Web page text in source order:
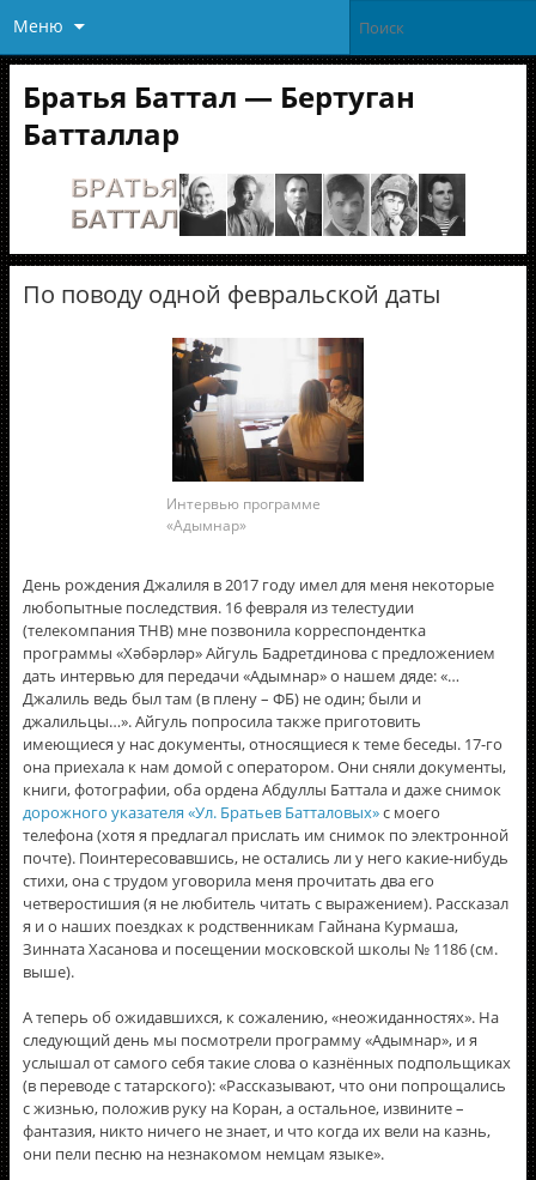
Меню
Братья Баттал — Бертуган
Батталлар
По поводу одной февральской даты
Интервью программе
«Адымнар»
День рождения Джалиля в 2017 году имел для меня некоторые
любопытные последствия. 16 февраля из телестудии
(телекомпания ТНВ) мне позвонила корреспондентка
программы «Хәбәрләр» Айгуль Бадретдинова с предложением
дать интервью для передачи «Адымнар» о нашем дяде: «…
Джалиль ведь был там (в плену – ФБ) не один; были и
джалильцы…». Айгуль попросила также приготовить
имеющиеся у нас документы, относящиеся к теме беседы. 17-го
она приехала к нам домой с оператором. Они сняли документы,
книги, фотографии, оба ордена Абдуллы Баттала и даже снимок
дорожного указателя «Ул. Братьев Батталовых»с моего
телефона (хотя я предлагал прислать им снимок по электронной
почте). Поинтересовавшись, не остались ли у него какие-нибудь
стихи, она с трудом уговорила меня прочитать два его
четверостишия (я не любитель читать с выражением). Рассказал
я и о наших поездках к родственникам Гайнана Курмаша,
Зинната Хасанова и посещении московской школы № 1186 (см.
выше).
А теперь об ожидавшихся, к сожалению, «неожиданностях». На
следующий день мы посмотрели программу «Адымнар», и я
услышал от самого себя такие слова о казнённых подпольщиках
(в переводе с татарского): «Рассказывают, что они попрощались
с жизнью, положив руку на Коран, а остальное, извините –
фантазия, никто ничего не знает, и что когда их вели на казнь,
они пели песню на незнакомом немцам языке».